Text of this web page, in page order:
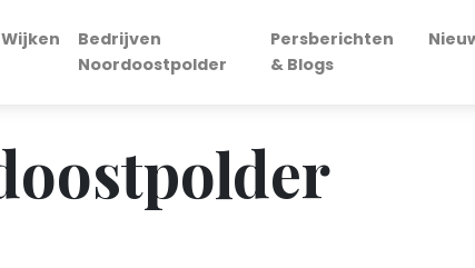
Wijken
Bedrijven
Noordoostpolder
Persberichten
& Blogs